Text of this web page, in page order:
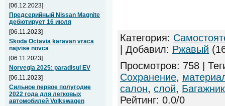
[06.12.2023]
Предсерийный Nissan Magnite
дебютирует 16 июля
[06.11.2023]
Skoda Octavia karavan vraca
najvise novca
[06.11.2023]
Norvegia 2025: paradisul EV
[06.11.2023]
Сильное первое полугодие
2022 года для легковых
автомобилей Volkswagen
Категория:
| Добавил: Ржавый
Просмотров: 758 |
Сохранение,
салон, слой, Багажник
Рейтинг: 0.0/0